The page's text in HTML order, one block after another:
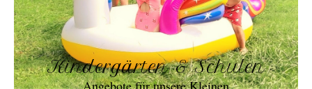
Kindergärten & Schulen
Angebote für unsere Kleinen